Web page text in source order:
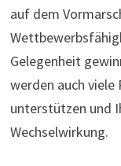
auf dem
Gelegenheit
werden auch viele
unterstützen und
Wechselwirkung.